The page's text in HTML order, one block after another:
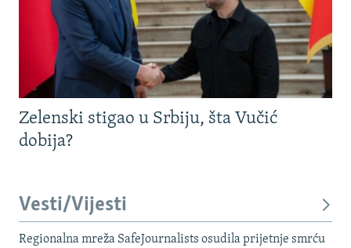
Zelenski stigao u Srbiju, šta Vučić
dobija?
Vesti/Vijesti
Regionalna mreža SafeJournalists osudila prijetnje smrću